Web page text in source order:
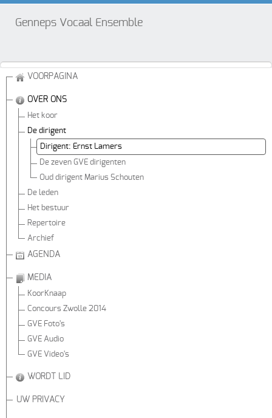
Genneps Vocaal Ensemble
VOORPAGINA
OVER ONS
Het koor
De dirigent
Dirigent: Ernst Lamers
De zeven GVE dirigenten
Oud dirigent Marius Schouten
De leden
Het bestuur
Repertoire
Archief
AGENDA
MEDIA
KoorKnaap
Concours Zwolle 2014
GVE Foto's
GVE Audio
GVE Video's
WORDT LID
UW PRIVACY